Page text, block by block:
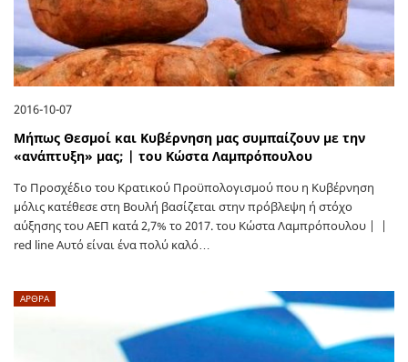
2016-10-07
Μήπως Θεσμοί και Κυβέρνηση μας συμπαίζουν με την
«ανάπτυξη» μας; | του Κώστα Λαμπρόπουλου
Το Προσχέδιο του Κρατικού Προϋπολογισμού που η Κυβέρνηση
μόλις κατέθεσε στη Βουλή βασίζεται στην πρόβλεψη ή στόχο
αύξησης του ΑΕΠ κατά 2,7% το 2017. του Κώστα Λαμπρόπουλου | |
red line Αυτό είναι ένα πολύ καλό…
ΑΡΘΡΑ